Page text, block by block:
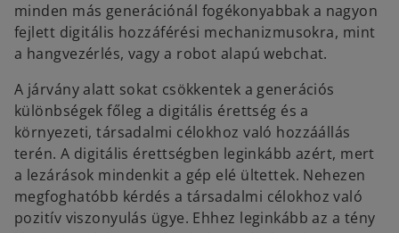
minden más generációnál fogékonyabbak a nagyon
fejlett digitális hozzáférési mechanizmusokra, mint
a hangvezérlés, vagy a robot alapú webchat.
A járvány alatt sokat csökkentek a generációs
különbségek főleg a digitális érettség és a
környezeti, társadalmi célokhoz való hozzáállás
terén. A digitális érettségben leginkább azért, mert
a lezárások mindenkit a gép elé ültettek. Nehezen
megfoghatóbb kérdés a társadalmi célokhoz való
pozitív viszonyulás ügye. Ehhez leginkább az a tény